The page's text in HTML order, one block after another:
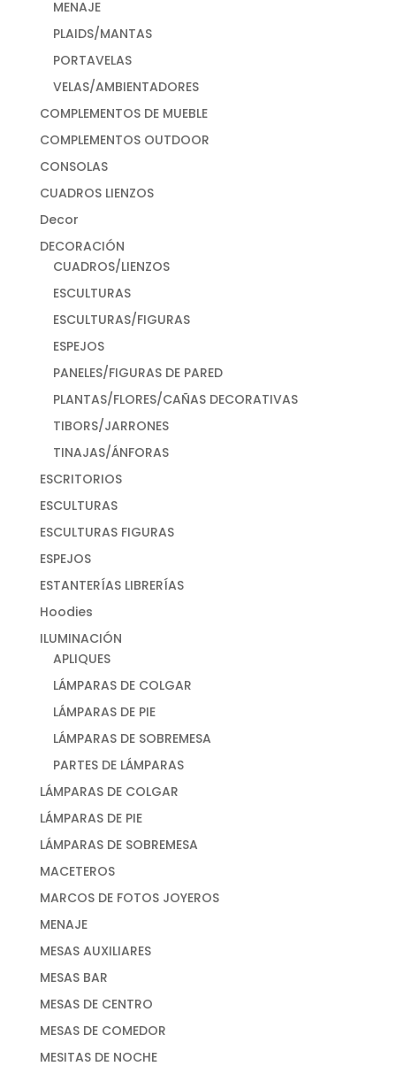
MENAJE
PLAIDS/MANTAS
PORTAVELAS
VELAS/AMBIENTADORES
COMPLEMENTOS DE MUEBLE
COMPLEMENTOS OUTDOOR
CONSOLAS
CUADROS LIENZOS
Decor
DECORACIÓN
CUADROS/LIENZOS
ESCULTURAS
ESCULTURAS/FIGURAS
ESPEJOS
PANELES/FIGURAS DE PARED
PLANTAS/FLORES/CAÑAS DECORATIVAS
TIBORS/JARRONES
TINAJAS/ÁNFORAS
ESCRITORIOS
ESCULTURAS
ESCULTURAS FIGURAS
ESPEJOS
ESTANTERÍAS LIBRERÍAS
Hoodies
ILUMINACIÓN
APLIQUES
LÁMPARAS DE COLGAR
LÁMPARAS DE PIE
LÁMPARAS DE SOBREMESA
PARTES DE LÁMPARAS
LÁMPARAS DE COLGAR
LÁMPARAS DE PIE
LÁMPARAS DE SOBREMESA
MACETEROS
MARCOS DE FOTOS JOYEROS
MENAJE
MESAS AUXILIARES
MESAS BAR
MESAS DE CENTRO
MESAS DE COMEDOR
MESITAS DE NOCHE